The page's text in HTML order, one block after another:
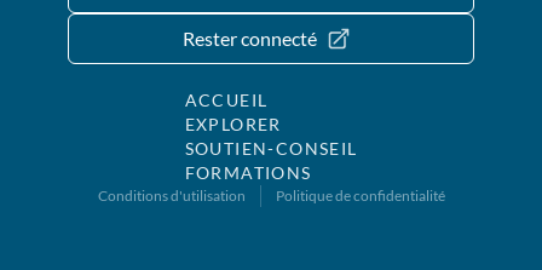
Rester connecté
ACCUEIL
EXPLORER
SOUTIEN-CONSEIL
FORMATIONS
Conditions d'utilisation Politique de confidentialité